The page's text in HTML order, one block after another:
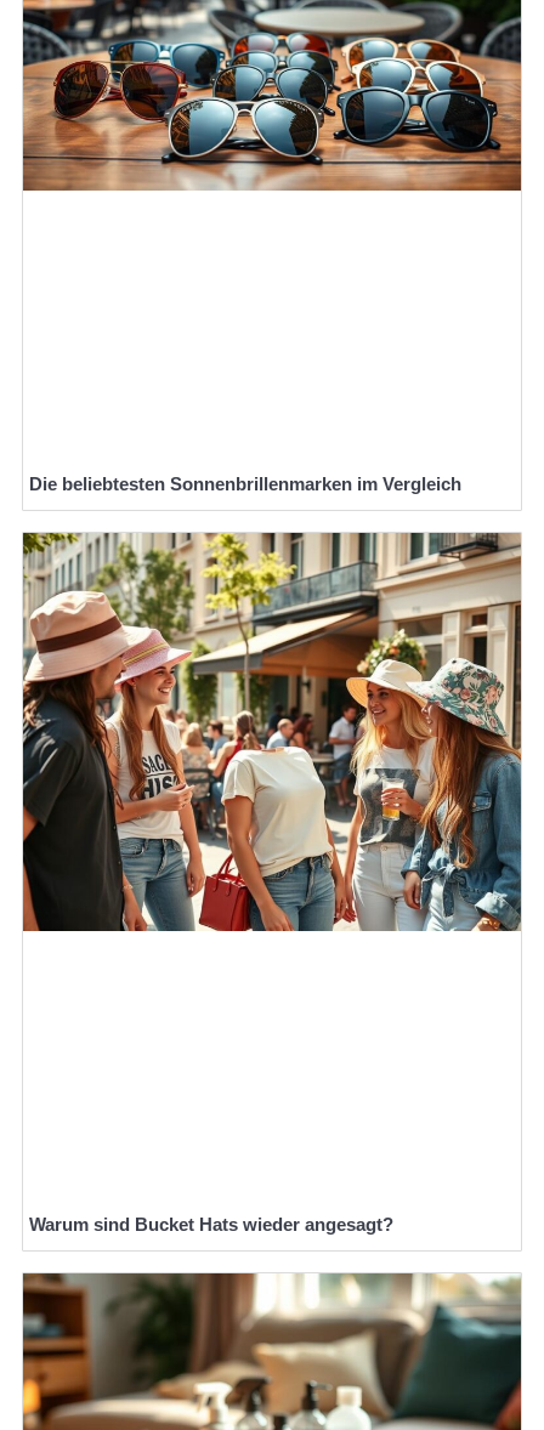
Die beliebtesten Sonnenbrillenmarken im Vergleich
Warum sind Bucket Hats wieder angesagt?